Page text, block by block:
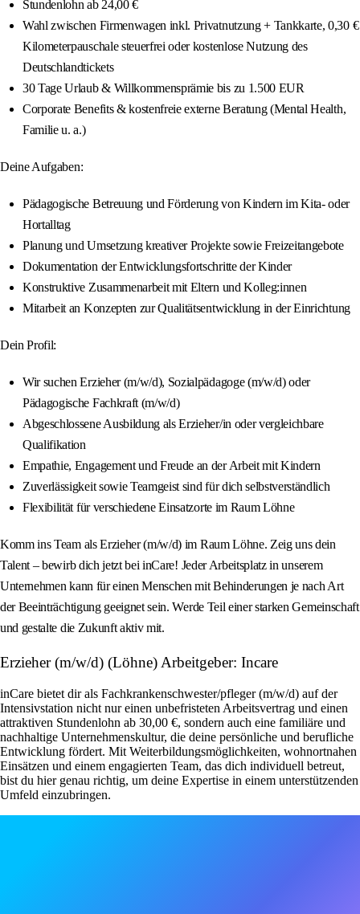
Stundenlohn ab 24,00 €
Wahl zwischen Firmenwagen inkl. Privatnutzung + Tankkarte, 0,30 €
Kilometerpauschale steuerfrei oder kostenlose Nutzung des
Deutschlandtickets
30 Tage Urlaub & Willkommensprämie bis zu 1.500 EUR
Corporate Benefits & kostenfreie externe Beratung (Mental Health,
Familie u. a.)
Deine Aufgaben:
Pädagogische Betreuung und Förderung von Kindern im Kita- oder
Hortalltag
Planung und Umsetzung kreativer Projekte sowie Freizeitangebote
Dokumentation der Entwicklungsfortschritte der Kinder
Konstruktive Zusammenarbeit mit Eltern und Kolleg:innen
Mitarbeit an Konzepten zur Qualitätsentwicklung in der Einrichtung
Dein Profil:
Wir suchen Erzieher (m/w/d), Sozialpädagoge (m/w/d) oder
Pädagogische Fachkraft (m/w/d)
Abgeschlossene Ausbildung als Erzieher/in oder vergleichbare
Qualifikation
Empathie, Engagement und Freude an der Arbeit mit Kindern
Zuverlässigkeit sowie Teamgeist sind für dich selbstverständlich
Flexibilität für verschiedene Einsatzorte im Raum Löhne
Komm ins Team als Erzieher (m/w/d) im Raum Löhne. Zeig uns dein
Talent – bewirb dich jetzt bei inCare! Jeder Arbeitsplatz in unserem
Unternehmen kann für einen Menschen mit Behinderungen je nach Art
der Beeinträchtigung geeignet sein. Werde Teil einer starken Gemeinschaft
und gestalte die Zukunft aktiv mit.
Erzieher (m/w/d) (Löhne) Arbeitgeber: Incare
inCare bietet dir als Fachkrankenschwester/pfleger (m/w/d) auf der
Intensivstation nicht nur einen unbefristeten Arbeitsvertrag und einen
attraktiven Stundenlohn ab 30,00 €, sondern auch eine familiäre und
nachhaltige Unternehmenskultur, die deine persönliche und berufliche
Entwicklung fördert. Mit Weiterbildungsmöglichkeiten, wohnortnahen
Einsätzen und einem engagierten Team, das dich individuell betreut,
bist du hier genau richtig, um deine Expertise in einem unterstützenden
Umfeld einzubringen.